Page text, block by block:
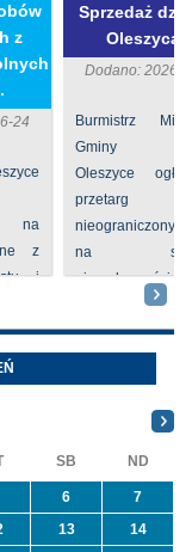
z
24
na
z
i
Sprzedaż
Dodano: 2026-
Burmistrz
Gminy
Oleszyce
przetarg
nieograniczony
na
nieruchomości nr
Oleszycach
Orzeszkowej.
informacji ...
SB ND
6
7
13
14